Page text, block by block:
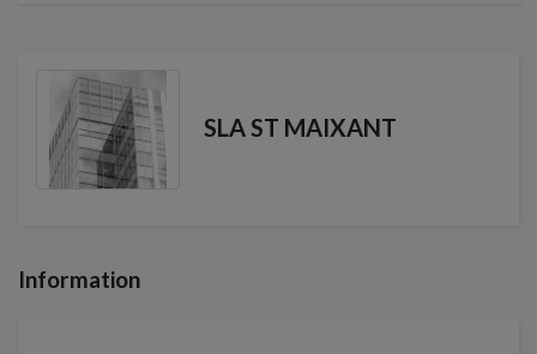
SLA ST MAIXANT
Information